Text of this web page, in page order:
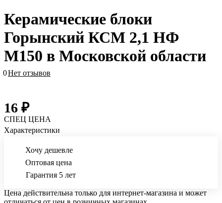
Керамические блоки
Горынский КСМ 2,1 НФ
М150 в Московской области
0Нет отзывов
16 ₽
СПЕЦ ЦЕНА
Характеристики
Хочу дешевле
Оптовая цена
Гарантия 5 лет
Цена действительна только для интернет-магазина и может